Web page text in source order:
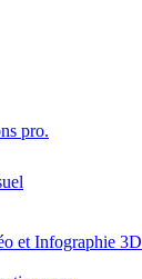
pro.
et Infographie 3D